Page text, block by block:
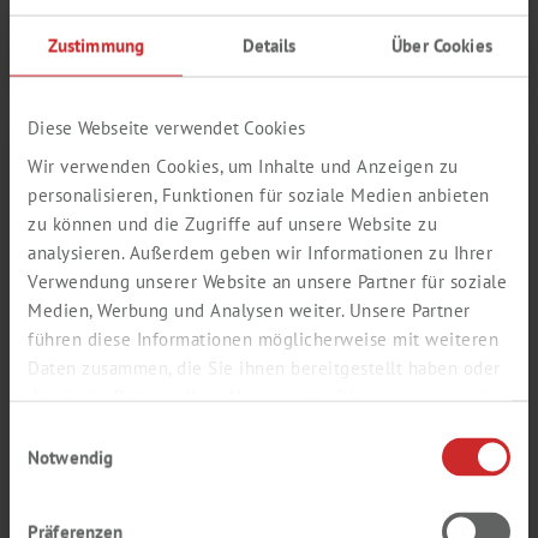
Zustimmung Details Über Cookies
Diese Webseite verwendet Cookies
Wir verwenden Cookies, um Inhalte und Anzeigen zu
personalisieren, Funktionen für soziale Medien anbieten
zu können und die Zugriffe auf unsere Website zu
analysieren. Außerdem geben wir Informationen zu Ihrer
Verwendung unserer Website an unsere Partner für soziale
Medien, Werbung und Analysen weiter. Unsere Partner
führen diese Informationen möglicherweise mit weiteren
Daten zusammen, die Sie ihnen bereitgestellt haben oder
die sie im Rahmen Ihrer Nutzung der Dienste gesammelt
Notwendig
Präferenzen
Weiterlesen